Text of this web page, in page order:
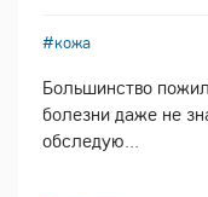
#кожа
Большинство
болезни даже не
обследую...